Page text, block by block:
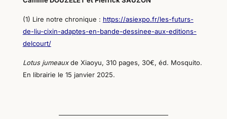
(1) Lire notre chronique : https://asiexpo.fr/les-futurs-
de-liu-cixin-adaptes-en-bande-dessinee-aux-editions-
delcourt/
Lotus jumeauxde Xiaoyu, 310 pages, 30€, éd. Mosquito.
En librairie le 15 janvier 2025.